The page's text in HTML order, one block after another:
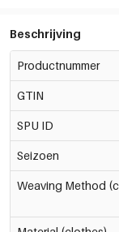
Beschrijving
Productnummer
GTIN
SPU ID
Seizoen
Weaving Method